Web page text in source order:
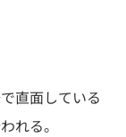
直面している
れる。